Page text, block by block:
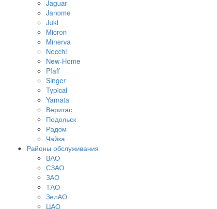
Jaguar
Janome
Juki
Micron
Minerva
Necchi
New-Home
Pfaff
Singer
Typical
Yamata
Веритас
Подольск
Радом
Чайка
Районы обслуживания
ВАО
СЗАО
ЗАО
ТАО
ЗелАО
ЦАО